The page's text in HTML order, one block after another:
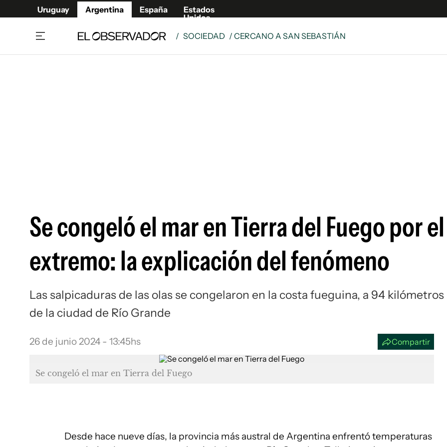
Uruguay Argentina España
Estados
Unidos
/ SOCIEDAD / CERCANO A SAN SEBASTIÁN
Se congeló el mar en Tierra del Fuego por
extremo: la explicación del fenómeno
Las salpicaduras de las olas se congelaron en la costa fueguina, a 94 kilómetros
de la ciudad de Río Grande
26 de junio 2024 - 13:45hs Compartir
Se congeló el mar en Tierra del Fuego
Desde hace nueve días, la provincia más austral de Argentina enfrentó temperaturas